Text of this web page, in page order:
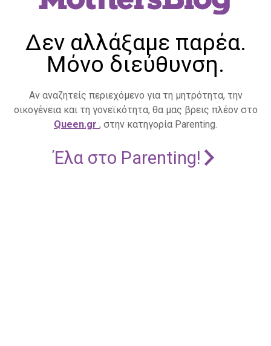
Δεν αλλάξαμε παρέα.
Μόνο διεύθυνση.
Αν αναζητείς περιεχόμενο για τη μητρότητα, την
οικογένεια και τη γονεϊκότητα, θα μας βρεις πλέον στο
Queen.gr , στην κατηγορία Parenting.
Έλα στο Parenting!